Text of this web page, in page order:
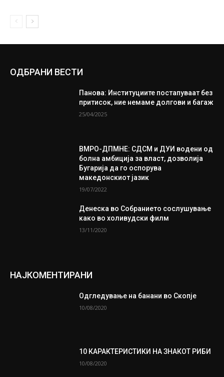
ОДБРАНИ ВЕСТИ
Панова: Институциите постапуваат без
притисок, ние немаме долгови и багаж
25/04/2025
ВМРО-ДПМНЕ: СДСМ и ДУИ водени од
болна амбиција за власт, дозволија
Бугарија да го оспорува
македонскиот јазик
19/07/2022
Денеска во Собранието сослушување
како во холивудски филм
13/11/2020
НАЈКОМЕНТИРАНИ
Одгледување на банани во Скопје
10/08/2020
10 КАРАКТЕРИСТИКИ НА ЗНАКОТ РИБИ
10/08/2020